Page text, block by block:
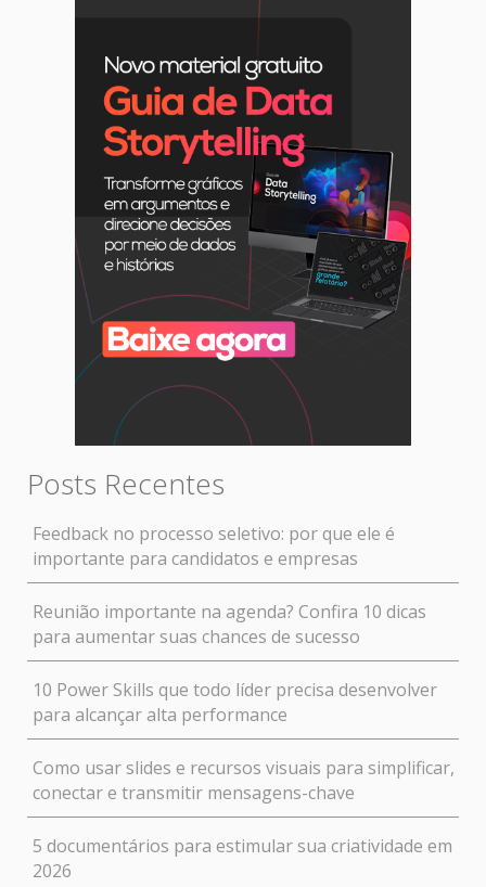
Posts Recentes
Feedback no processo seletivo: por que ele é
importante para candidatos e empresas
Reunião importante na agenda? Confira 10 dicas
para aumentar suas chances de sucesso
10 Power Skills que todo líder precisa desenvolver
para alcançar alta performance
Como usar slides e recursos visuais para simplificar,
conectar e transmitir mensagens-chave
5 documentários para estimular sua criatividade em
2026